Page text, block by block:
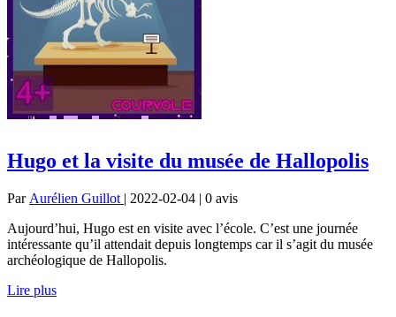
Hugo et la visite du musée de Hallopolis
Par Aurélien Guillot | 2022-02-04 | 0 avis
Aujourd’hui, Hugo est en visite avec l’école. C’est une journée
intéressante qu’il attendait depuis longtemps car il s’agit du musée
archéologique de Hallopolis.
Lire plus